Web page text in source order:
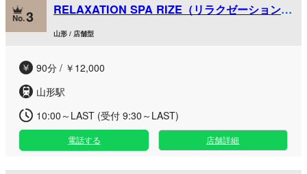
3
RELAXATION SPA RIZE（リラクゼーションス
山形 / 店舗型
90分 / ￥12,000
山形駅
10:00～LAST (受付 9:30～LAST)
電話する 店舗詳細